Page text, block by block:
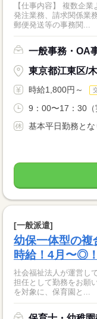
【仕事内容】 複数企
発注業務、請求関係業
郵便発送等の事務関...
一般事務・OA
東京都江東区/
時給1,800円～
9：00〜17：30（
基本平日勤務とな
[一般派遣]
幼保一体型の複
時給！4月〜◎！
社会福祉法人が運営し
担任として勤務をお願いいたします。 就
を対象に、保育園と...